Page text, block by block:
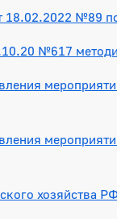
18.02.2022 №89
№617
хозяйства